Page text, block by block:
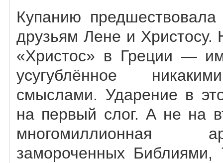
Купанию
друзьям Лене и Христосу.
«Христос» в Греции —
усугублённое
смыслами. Ударение в
на первый слог. А не на
многомиллионная
замороченных